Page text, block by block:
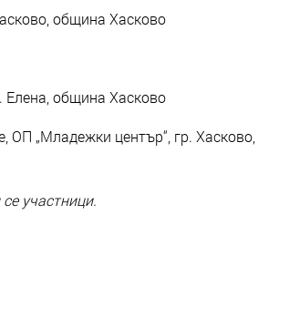
община Хасково
Елена, община Хасково
„Младежки център“, гр. Хасково,
участници.